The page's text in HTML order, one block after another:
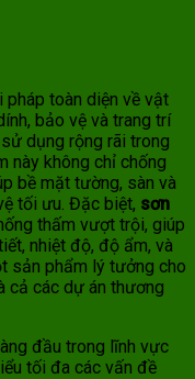
toàn diện về vật
bảo vệ và trang trí
dụng rộng rãi trong
này không chỉ chống
bề mặt tường, sàn và
tối ưu. Đặc biệt, sơn
thấm vượt trội, giúp
nhiệt độ, độ ẩm, và
sản phẩm lý tưởng cho
cả các dự án thương
đầu trong lĩnh vực
tối đa các vấn đề